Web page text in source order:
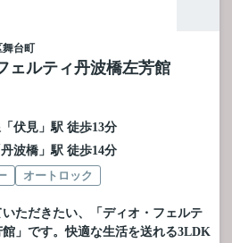
舞台町
ェルティ丹波橋左芳館
「 伏見」駅 徒歩13分
丹波橋」駅 徒歩14分
オートロック
ただきたい、「ディオ・フェルテ
館」です。快適な生活を送れる3LDK